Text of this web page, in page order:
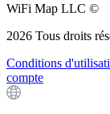
WiFi Map LLC ©
2026 Tous droits
Conditions
compte